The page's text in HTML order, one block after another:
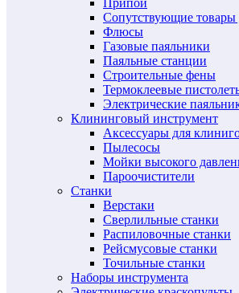
Сопутствующие товары
Флюсы
Газовые паяльники
Паяльные станции
Строительные фены
Термоклеевые
Электрические
Клининговый инструмент
Аксессуары для
Пылесосы
Мойки высокого
Пароочистители
Станки
Верстаки
Сверлильные станки
Распиловочные станки
Рейсмусовые станки
Точильные станки
Наборы инструмента